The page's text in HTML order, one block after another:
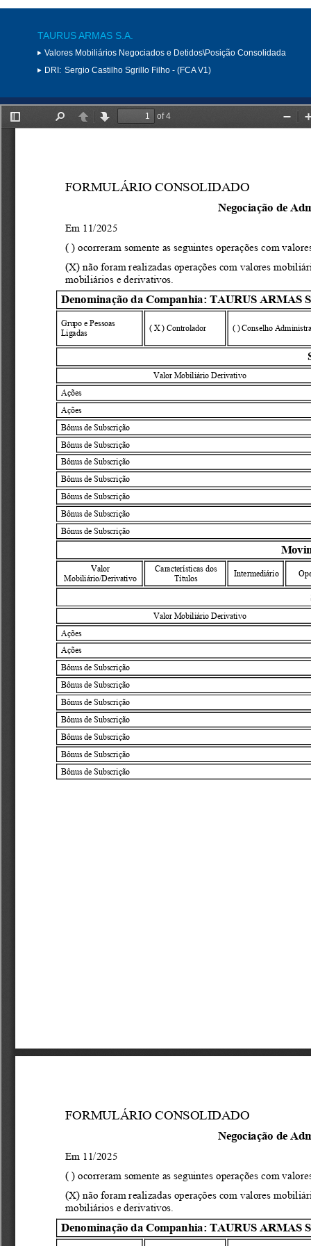
TAURUS ARMAS S.A.
Valores Mobiliários Negociados e Detidos\Posição Consolidada
DRI: Sergio Castilho Sgrillo Filho - (FCA V1)